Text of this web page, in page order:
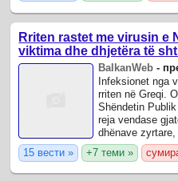
Rriten rastet me virusin e
viktima dhe dhjetëra të
BalkanWeb -
Infeksionet nga
rriten në Greqi.
Shëndetin
reja vendase
dhënave
mbikëqyrjes deri
15 вести » +7 теми »